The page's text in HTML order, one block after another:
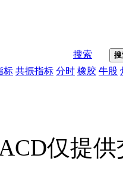
搜索
标 共振指标 分时 橡胶 牛股
仅提